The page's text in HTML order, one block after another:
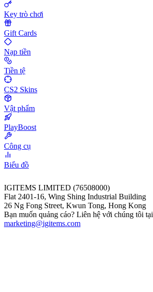
Key trò chơi
Gift Cards
Nạp tiền
Tiền tệ
CS2 Skins
Vật phẩm
PlayBoost
Công cụ
Biểu đồ
IGITEMS LIMITED (76508000)
Flat 2401-16, Wing Shing Industrial Building
26 Ng Fong Street, Kwun Tong, Hong Kong
Bạn muốn quảng cáo? Liên hệ với chúng tôi tại
marketing@igitems.com